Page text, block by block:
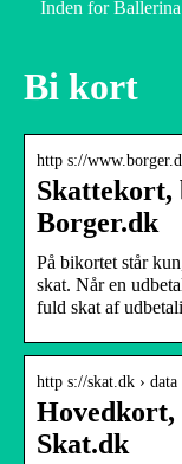
Inden for
Bi kort
http s://
Borger.dk
På bikortet står
skat. Når en
fuld skat af
http s://skat.dk › data
Skat.dk